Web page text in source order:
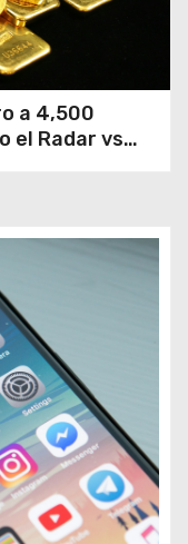
a 4,500
el Radar vs